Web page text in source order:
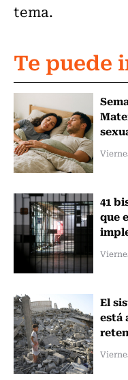
tema.
Te puede
41
que
El
está